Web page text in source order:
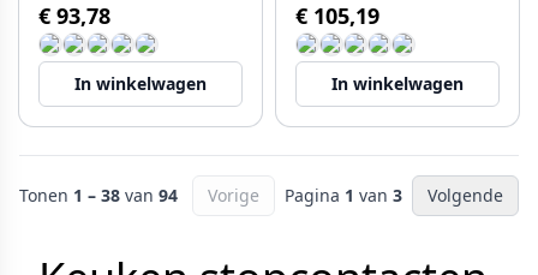
€ 93,78
In winkelwagen
€ 105,19
In winkelwagen
Tonen 1 – 38 van 94 Vorige Pagina 1 van 3 Volgende